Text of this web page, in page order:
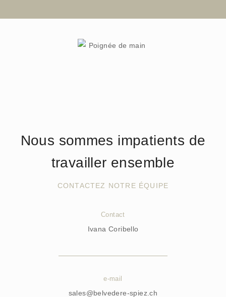
Nous sommes impatients de
travailler ensemble
CONTACTEZ NOTRE ÉQUIPE
Contact
Ivana Coribello
e-mail
sales@belvedere-spiez.ch